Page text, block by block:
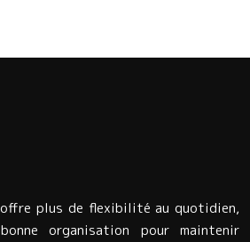
plus de flexibilité au quotidien,
organisation pour maintenir